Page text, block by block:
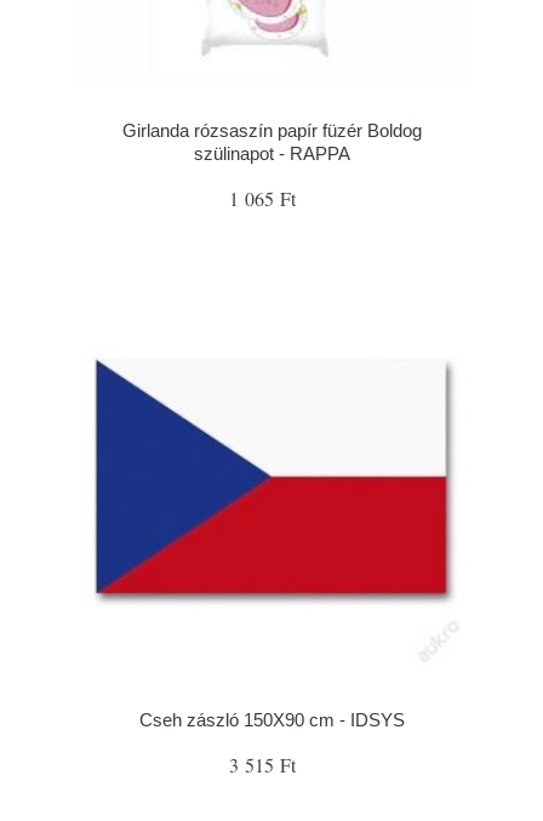
Girlanda rózsaszín papír füzér Boldog
szülinapot - RAPPA
1 065 Ft
Cseh zászló 150X90 cm - IDSYS
3 515 Ft